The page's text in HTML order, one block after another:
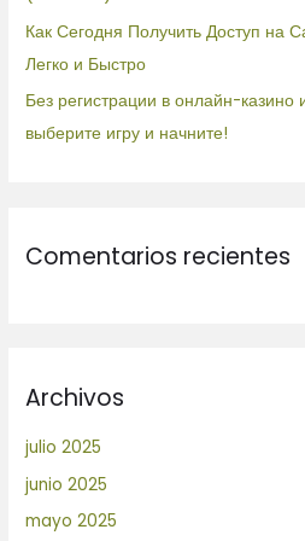
Как Сегодня Получить Доступ на
Легко и Быстро
Без регистрации в онлайн-казино
выберите игру и начните!
Comentarios recientes
Archivos
julio 2025
junio 2025
mayo 2025